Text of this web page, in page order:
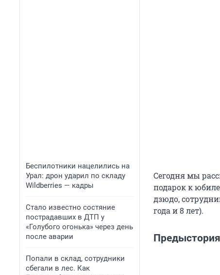
Беспилотники нацелились на
Урал: дрон ударил по складу
Wildberries — кадры
Стало известно состяние
пострадавших в ДТП у
«Голубого огонька» через день
после аварии
Попали в склад, сотрудники
сбегали в лес. Как
Сегодня мы
подарок к
дзюдо,
года и 8 лет).
Предыстория